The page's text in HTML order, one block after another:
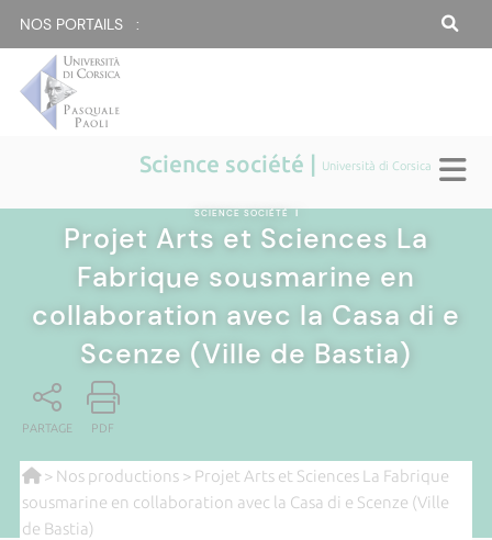
NOS PORTAILS :
Science société | Università di Corsica
SCIENCE SOCIÉTÉ |
Projet Arts et Sciences La
Fabrique sousmarine en
collaboration avec la Casa di e
Scenze (Ville de Bastia)
PARTAGE PDF
> Nos productions > Projet Arts et Sciences La Fabrique
sousmarine en collaboration avec la Casa di e Scenze (Ville
de Bastia)